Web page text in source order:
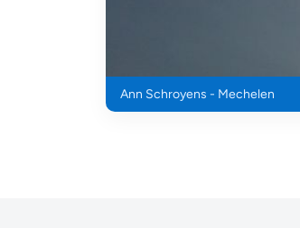
Ann Schroyens - Mechelen